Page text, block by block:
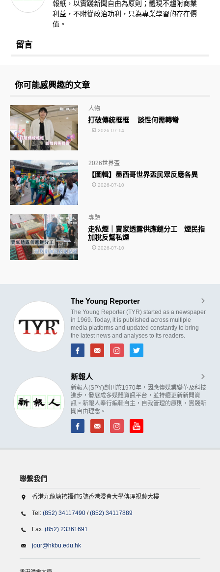
報紙，以實踐新聞自由為原則；體現不趨附商業
利益，不附從政治功利，只為專業學習的存在價
值。
留言
你可能感興趣的文章
打破傳統框框 談性何需轉彎
人物
2026-07-14
【圖輯】墨西哥世界盃民眾反應各異
2026世界盃
2026-07-10
走私煙｜賣家透露供應鏈分工 煙民指
加稅反幫私煙
專題
2026-07-10
The Young Reporter
The Young Reporter (TYR) started as a newspaper
in 1969. Today, it is published across multiple
media platforms and updated constantly to bring
the latest news and analyses to its readers.
新報人
新報人(SPY)創刊於1970年，因應傳媒業變革及科技
進步，發展成多媒體資訊平台，並持續更新新聞資
訊。新報人奉行編輯自主，自我管理的原則，實踐新
聞自由理念。
聯繫我們
香港九龍塘禧福道5號香港浸會大學傳理視藝大樓
Tel: (852) 34117490 /(852) 34117889
Fax: (852) 23361691
jour@hkbu.edu.hk